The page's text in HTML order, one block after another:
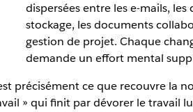
dispersées entre les e-mails, les
stockage, les documents
gestion de projet. Chaque
demande un effort mental
précisément ce que recouvre la
» qui finit par dévorer le travail